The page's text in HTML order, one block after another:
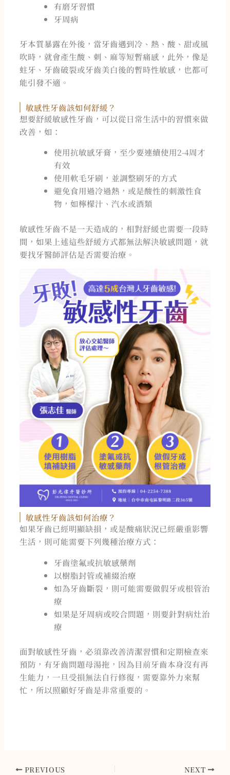
有磨牙習慣
牙周病
牙本質暴露在外後，當牙齒遇到冷、熱、酸、甜或風
吹時，就會產生酸、刺、麻等短暫痛感，此外，像是
蛀牙、牙齒破裂或牙齒美白後的暫時性敏感，也都可
能引發不適。
敏感性牙齒該如何舒緩？
想要舒緩敏感性牙齒，可以從日常生活中的習慣來做
改善，如：
使用抗敏感牙膏，至少要連續使用2-4周才
有效
使用軟毛牙刷，並調整刷牙的方式
避免食用過冷過熱，或是酸性的刺激性食
物，如檸檬汁、汽水或酒類
敏感性牙齒不是一天造成的，相對舒緩也需要一段時
間，如果上述這些舒緩方式都無法解決敏感問題，就
要找牙醫師評估是否需要治療。
敏感性牙齒該如何治療？
如果牙齒已經明顯缺損，或是酸痛狀況已經嚴重影響
生活，則可能需要下列幾種治療方式：
牙齒塗氟或抗敏感藥劑
以樹脂封管或補綴治療
如為牙齒斷裂，則可能需要做假牙或根管治
療
如果是牙周病或咬合問題，則要針對病灶治
療
面對敏感性牙齒，必須靠改善清潔習慣和定期檢查來
預防，有牙齒問題母湯拖，因為目前牙齒本身沒有再
生能力，一旦受損無法自行修復，需要靠外力來幫
忙，所以照顧好牙齒是非常重要的。
PREVIOUS NEXT